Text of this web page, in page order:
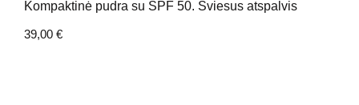
Kompaktinė pudra su SPF 50. Šviesus atspalvis
39,00 €